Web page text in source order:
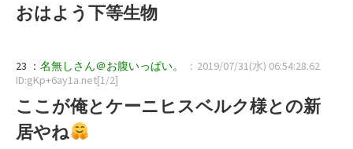
おはよう下等生物
23 ： 名無しさん＠お腹いっぱい。
：2019/07/31(水) 06:54:28.62
ID:gKp+6ay1a.net[1/2]
ここが俺とケーニヒスベルク様との新
居やね